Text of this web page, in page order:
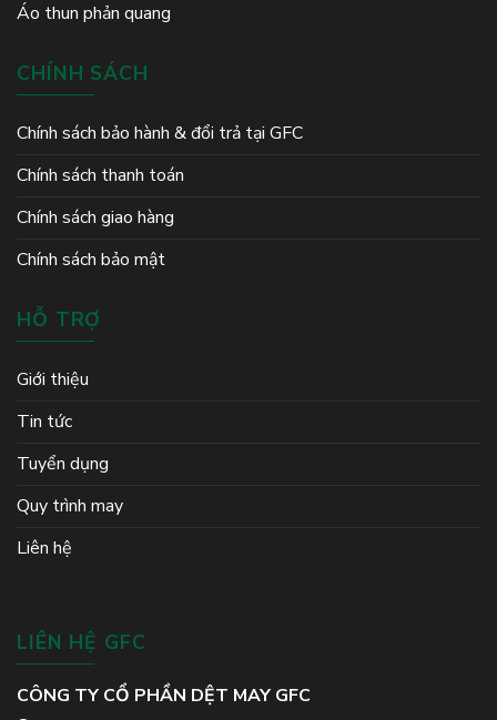
Áo thun phản quang
CHÍNH SÁCH
Chính sách bảo hành & đổi trả tại GFC
Chính sách thanh toán
Chính sách giao hàng
Chính sách bảo mật
HỖ TRỢ
Giới thiệu
Tin tức
Tuyển dụng
Quy trình may
Liên hệ
LIÊN HỆ GFC
CÔNG TY CỔ PHẦN DỆT MAY GFC